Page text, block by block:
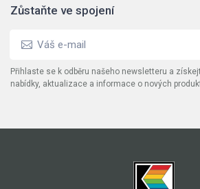
Zůstaňte ve spojení
Přihlaste se k odběru našeho newsletteru a
nabídky, aktualizace a informace o nových